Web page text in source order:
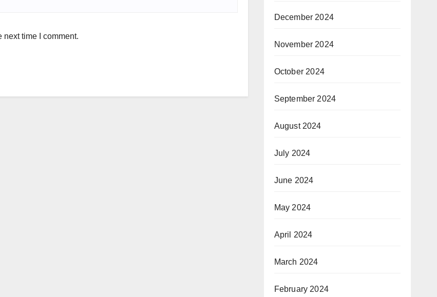
time I comment.
December 2024
November 2024
October 2024
September 2024
August 2024
July 2024
June 2024
May 2024
April 2024
March 2024
February 2024